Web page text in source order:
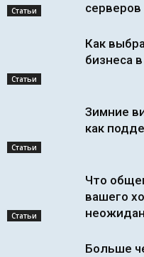
Статьи
серверов
Статьи
Как
бизнеса
Статьи
Зимние
как
Статьи
Что
вашего
Больше